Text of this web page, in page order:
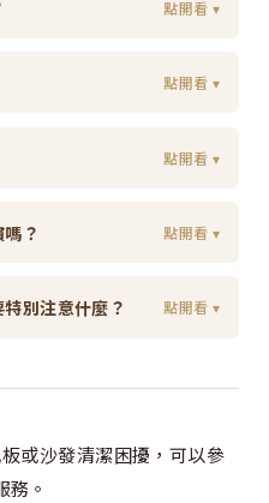
點開看 ▾
點開看 ▾
點開看 ▾
？ 點開看 ▾
別注意什麼？ 點開看 ▾
或沙發清潔困擾，可以參
務。